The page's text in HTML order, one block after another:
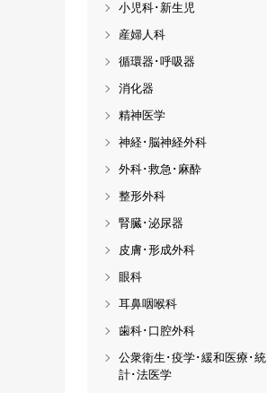
小児科･新生児
産婦人科
循環器･呼吸器
消化器
精神医学
神経･脳神経外科
外科･救急･麻酔
整形外科
腎臓･泌尿器
皮膚･形成外科
眼科
耳鼻咽喉科
歯科･口腔外科
公衆衛生･疫学･緩和医療･統
計･法医学